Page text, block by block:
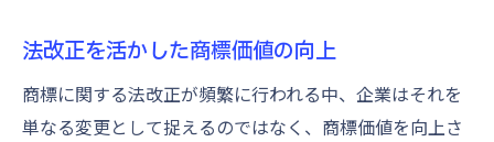
法改正を活かした商標価値の向上
商標に関する法改正が頻繁に行われる中、企業はそれを
単なる変更として捉えるのではなく、商標価値を向上さ